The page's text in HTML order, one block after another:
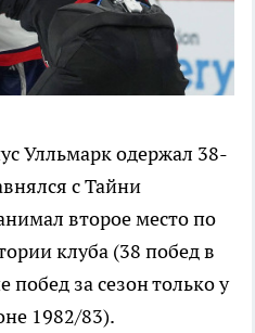
Улльмарк одержал 38-
с Тайни
второе место по
клуба (38 побед в
побед за сезон только у
1982/83).